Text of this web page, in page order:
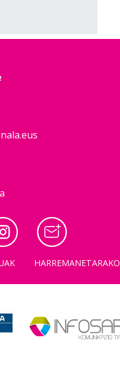
HARREMANETARAKO